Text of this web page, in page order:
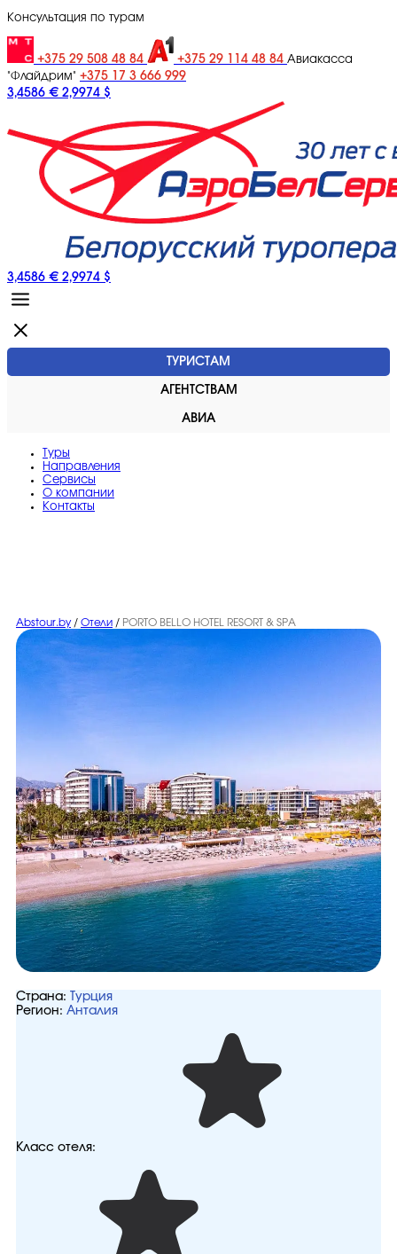
Консультация по турам
+375 29 508 48 84 +375 29 114 48 84 Авиакасса
"Флайдрим" +375 17 3 666 999
3,4586 € 2,9974 $
3,4586 € 2,9974 $
ТУРИСТАМ
АГЕНТСТВАМ
АВИА
Туры
Направления
Сервисы
O компании
Контакты
Abstour.by / Отели / PORTO BELLO HOTEL RESORT & SPA
Страна:
Турция
Регион: Анталия
Класс отеля: